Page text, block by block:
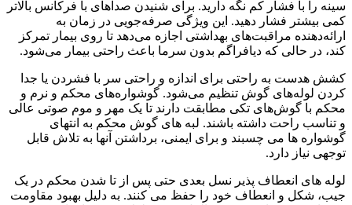
سینه را با فشار کم نگه دارید. برای شنیدن صداهای با فرکانس بالاتر
کمی بیشتر فشار دهید. این ویژگی صرفه‌جویی در زمان به
ارائه‌دهنده مراقبت‌های بهداشتی اجازه می‌دهد تا روی بیمار تمرکز
کند، در حالی که دیافراگم بدون سرما باعث راحتی بیمار می‌شود.
کشش هدست به راحتی برای اندازه و راحتی سر با فشردن یا جدا
کردن لوله‌های گوش تنظیم می‌شود. گوشواره‌های محکم و نرم و
محکم با گوش‌های تکی مطابقت دارند تا یک مهر و موم صوتی عالی
و تناسب راحت داشته باشند. لبه های گوش محکم به انتهای
گوشواره ها می چسبند و برای ایمنی، برداشتن آنها به تلاش قابل
توجهی نیاز دارد.
لوله های انعطاف پذیر نسل بعدی حتی پس از تا شدن محکم در یک
جیب، شکل و انعطاف خود را حفظ می کنند. به دلیل بهبود مقاومت